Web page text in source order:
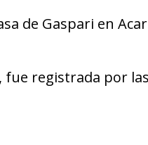
de Gaspari en
fue registrada por